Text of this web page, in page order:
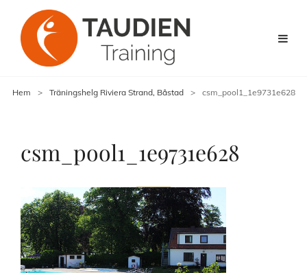
Hem > Träningshelg Riviera Strand, Båstad > csm_pool1_1e9731e628
csm_pool1_1e9731e628